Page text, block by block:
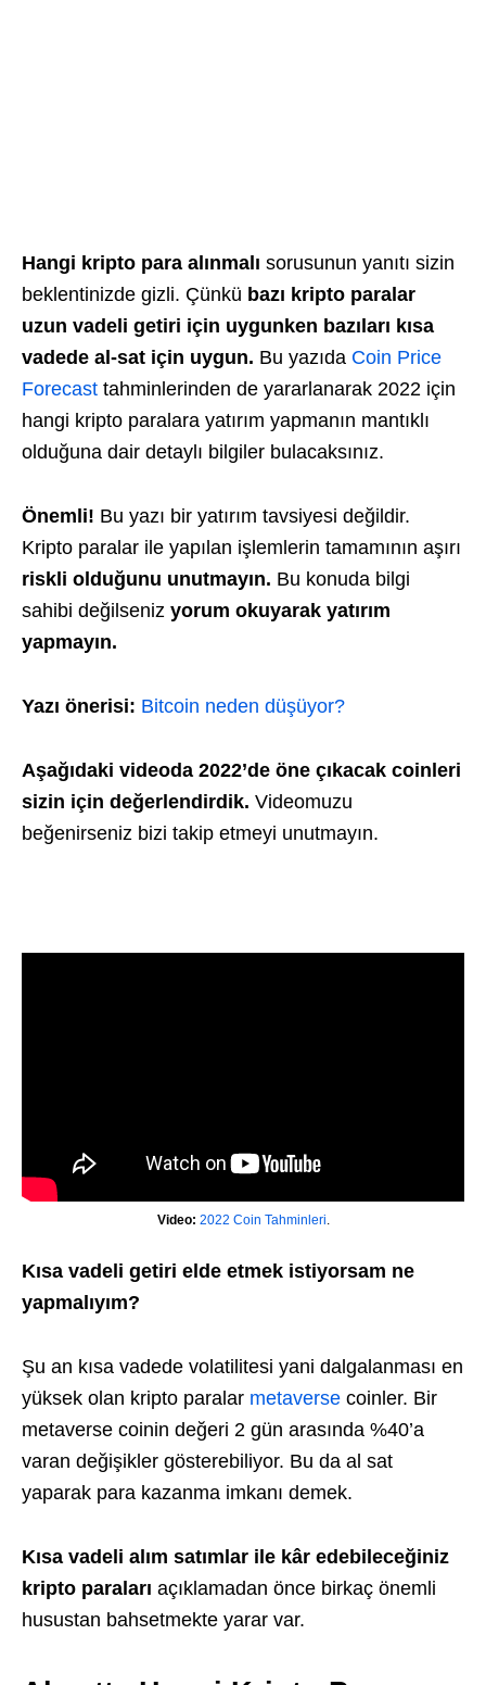
Hangi kripto para alınmalı sorusunun yanıtı sizin
beklentinizde gizli. Çünkü bazı kripto paralar
uzun vadeli getiri için uygunken bazıları kısa
vadede al-sat için uygun. Bu yazıda Coin Price
Forecast tahminlerinden de yararlanarak 2022 için
hangi kripto paralara yatırım yapmanın mantıklı
olduğuna dair detaylı bilgiler bulacaksınız.
Önemli! Bu yazı bir yatırım tavsiyesi değildir.
Kripto paralar ile yapılan işlemlerin tamamının aşırı
riskli olduğunu unutmayın. Bu konuda bilgi
sahibi değilseniz yorum okuyarak yatırım
yapmayın.
Yazı önerisi: Bitcoin neden düşüyor?
Aşağıdaki videoda 2022’de öne çıkacak coinleri
sizin için değerlendirdik. Videomuzu
beğenirseniz bizi takip etmeyi unutmayın.
Video: 2022 Coin Tahminleri.
Kısa vadeli getiri elde etmek istiyorsam ne
yapmalıyım?
Şu an kısa vadede volatilitesi yani dalgalanması en
yüksek olan kripto paralar metaverse coinler. Bir
metaverse coinin değeri 2 gün arasında %40’a
varan değişikler gösterebiliyor. Bu da al sat
yaparak para kazanma imkanı demek.
Kısa vadeli alım satımlar ile kâr edebileceğiniz
kripto paraları açıklamadan önce birkaç önemli
husustan bahsetmekte yarar var.